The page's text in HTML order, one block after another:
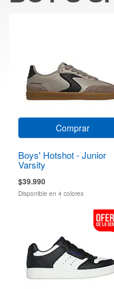
Comprar
Boys' Hotshot - Junior
Varsity
$39.990
Disponible en 4 colores